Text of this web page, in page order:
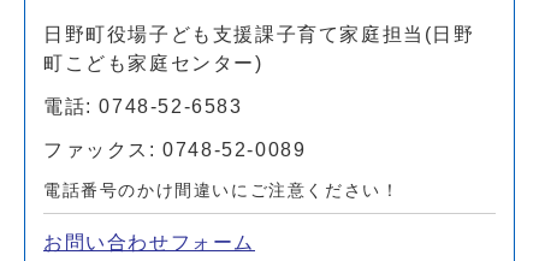
日野町役場子ども支援課子育て家庭担当(日野
町こども家庭センター)
電話: 0748-52-6583
ファックス: 0748-52-0089
電話番号のかけ間違いにご注意ください！
お問い合わせフォーム